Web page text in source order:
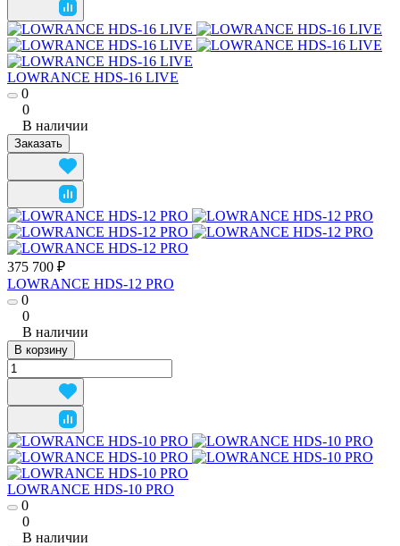
LOWRANCE HDS-16 LIVE
0
0
В наличии
Заказать
375 700 ₽
LOWRANCE HDS-12 PRO
0
0
В наличии
В корзину
LOWRANCE HDS-10 PRO
0
0
В наличии